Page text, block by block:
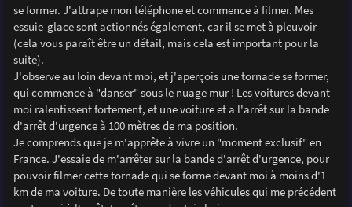
se former. J'attrape mon téléphone et commence à filmer. Mes
essuie-glace sont actionnés également, car il se met à pleuvoir
(cela vous paraît être un détail, mais cela est important pour la
suite).
J'observe au loin devant moi, et j'aperçois une tornade se former,
qui commence à "danser" sous le nuage mur ! Les voitures devant
moi ralentissent fortement, et une voiture et a l'arrêt sur la bande
d'arrêt d'urgence à 100 mètres de ma position.
Je comprends que je m'apprête à vivre un "moment exclusif" en
France. J'essaie de m'arrêter sur la bande d'arrêt d'urgence, pour
pouvoir filmer cette tornade qui se forme devant moi à moins d'1
km de ma voiture. De toute manière les véhicules qui me précédent